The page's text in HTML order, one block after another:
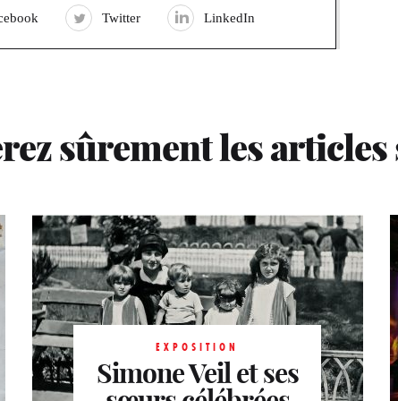
Twitter LinkedIn
sûrement les
EXPOSITION
Simone Veil et ses
EXPOSITION
Visages d’artistes.